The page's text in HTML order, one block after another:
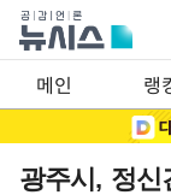
메인 랭
광주시, 정